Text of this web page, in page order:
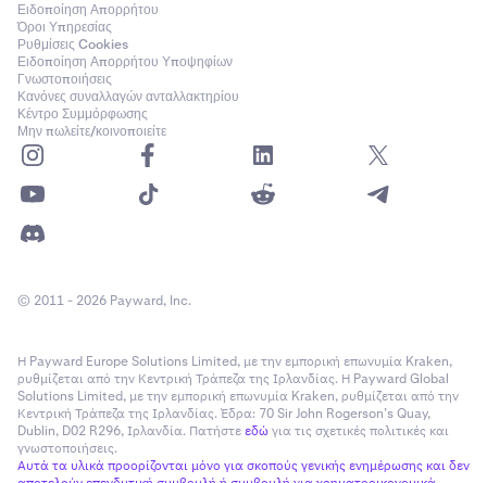
Ειδοποίηση Απορρήτου
Όροι Υπηρεσίας
Ρυθμίσεις Cookies
Ειδοποίηση Απορρήτου Υποψηφίων
Γνωστοποιήσεις
Κανόνες συναλλαγών ανταλλακτηρίου
Κέντρο Συμμόρφωσης
Μην πωλείτε/κοινοποιείτε
© 2011 - 2026 Payward, Inc.
Η Payward Europe Solutions Limited, με την εμπορική επωνυμία Kraken,
ρυθμίζεται από την Κεντρική Τράπεζα της Ιρλανδίας. Η Payward Global
Solutions Limited, με την εμπορική επωνυμία Kraken, ρυθμίζεται από την
Κεντρική Τράπεζα της Ιρλανδίας. Έδρα: 70 Sir John Rogerson’s Quay,
Dublin, D02 R296, Ιρλανδία. Πατήστεεδώγια τις σχετικές πολιτικές και
γνωστοποιήσεις.
Αυτά τα υλικά προορίζονται μόνο για σκοπούς γενικής ενημέρωσης και δεν